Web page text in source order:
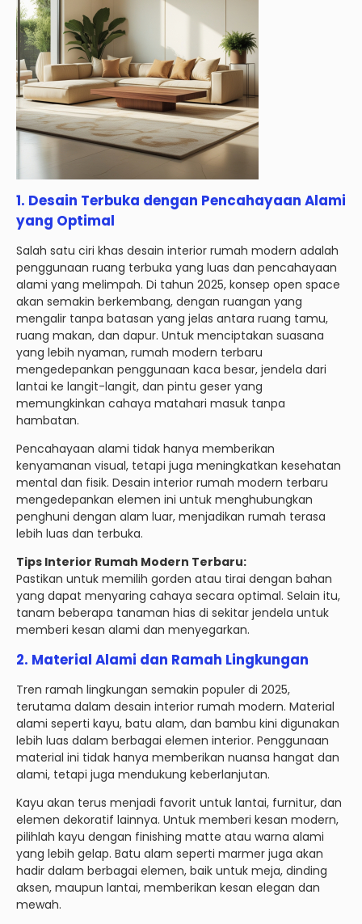
1. Desain Terbuka dengan Pencahayaan Alami
yang Optimal
Salah satu ciri khas desain interior rumah modern adalah
penggunaan ruang terbuka yang luas dan pencahayaan
alami yang melimpah. Di tahun 2025, konsep open space
akan semakin berkembang, dengan ruangan yang
mengalir tanpa batasan yang jelas antara ruang tamu,
ruang makan, dan dapur. Untuk menciptakan suasana
yang lebih nyaman, rumah modern terbaru
mengedepankan penggunaan kaca besar, jendela dari
lantai ke langit-langit, dan pintu geser yang
memungkinkan cahaya matahari masuk tanpa
hambatan.
Pencahayaan alami tidak hanya memberikan
kenyamanan visual, tetapi juga meningkatkan kesehatan
mental dan fisik. Desain interior rumah modern terbaru
mengedepankan elemen ini untuk menghubungkan
penghuni dengan alam luar, menjadikan rumah terasa
lebih luas dan terbuka.
Tips Interior Rumah Modern Terbaru:
Pastikan untuk memilih gorden atau tirai dengan bahan
yang dapat menyaring cahaya secara optimal. Selain itu,
tanam beberapa tanaman hias di sekitar jendela untuk
memberi kesan alami dan menyegarkan.
2. Material Alami dan Ramah Lingkungan
Tren ramah lingkungan semakin populer di 2025,
terutama dalam desain interior rumah modern. Material
alami seperti kayu, batu alam, dan bambu kini digunakan
lebih luas dalam berbagai elemen interior. Penggunaan
material ini tidak hanya memberikan nuansa hangat dan
alami, tetapi juga mendukung keberlanjutan.
Kayu akan terus menjadi favorit untuk lantai, furnitur, dan
elemen dekoratif lainnya. Untuk memberi kesan modern,
pilihlah kayu dengan finishing matte atau warna alami
yang lebih gelap. Batu alam seperti marmer juga akan
hadir dalam berbagai elemen, baik untuk meja, dinding
aksen, maupun lantai, memberikan kesan elegan dan
mewah.